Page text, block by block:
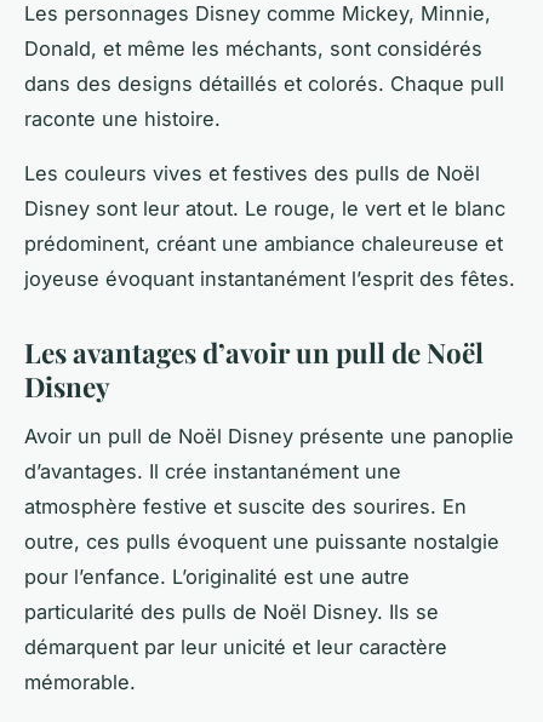
Les personnages Disney comme Mickey, Minnie,
Donald, et même les méchants, sont considérés
dans des designs détaillés et colorés. Chaque pull
raconte une histoire.
Les couleurs vives et festives des pulls de Noël
Disney sont leur atout. Le rouge, le vert et le blanc
prédominent, créant une ambiance chaleureuse et
joyeuse évoquant instantanément l’esprit des fêtes.
Les avantages d’avoir un pull de Noël
Disney
Avoir un pull de Noël Disney présente une panoplie
d’avantages. Il crée instantanément une
atmosphère festive et suscite des sourires. En
outre, ces pulls évoquent une puissante nostalgie
pour l’enfance. L’originalité est une autre
particularité des pulls de Noël Disney. Ils se
démarquent par leur unicité et leur caractère
mémorable.